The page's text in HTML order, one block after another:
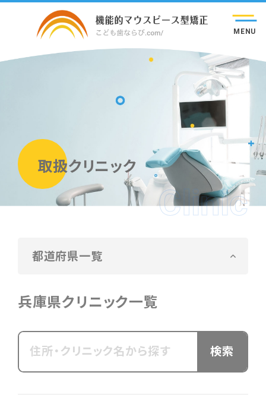
MENU
取扱クリニック
Clinic
都道府県一覧
北海道・東北
山形県
福島県
関東
東京都 神奈川県 茨城県 栃木県
群馬県
兵庫県クリニック一覧